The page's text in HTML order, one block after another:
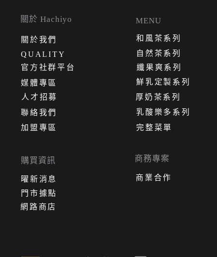
人才招募
關於 Hachiyo
關 於我們
QUALITY
官方社群平台
媒體專區
網路商店
門市據點
曜新消息
購買資訊
聯絡我們
加盟專區
商務專案
商業合作
乳酸樂多系列
厚奶茶系列
鮮乳定製系列
纖果爽系列
自然茶系列
和風茶系列
MENU
完整菜單